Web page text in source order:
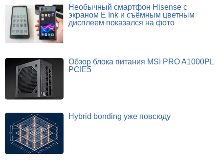
Необычный смартфон Hisense с
экраном E Ink и съёмным цветным
дисплеем показался на фото
Обзор блока питания MSI PRO A1000PL
PCIE5
Hybrid bonding уже повсюду